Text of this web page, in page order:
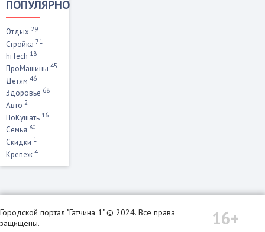
ПОПУЛЯРНО
Отдых 29
Стройка 71
hiTech 18
ПроМашины 45
Детям 46
Здоровье 68
Авто 2
ПоКушать 16
Семья 80
Скидки 1
Крепеж 4
Городской портал "Гатчина 1" © 2024. Все права
защищены.
16+